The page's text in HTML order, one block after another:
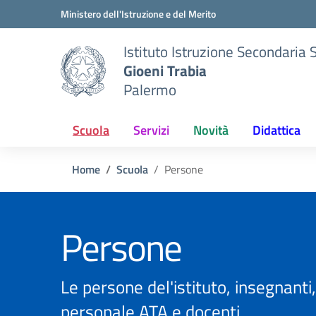
Vai ai contenuti
Vai al menu di navigazioneMinistero dell'Istruzione e del Merito
Istituto Istruzione Secondaria
Gioeni Trabia
Palermo
Scuola Servizi Novità Didattica
Home Scuola Persone
Persone
Le persone del'istituto, insegnanti,